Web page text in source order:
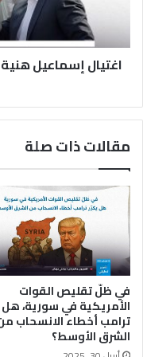
ص
ف
ا
و
د
ا
ن
م
ل
ن
ي
و
ا
ل
ب
ح
ث
ع
ن
و
ه
اغتيال إسماعيل
مقالات ذات صلة
في ظلّ تقليص القوات
الأمريكية في سورية، هل
ترامب أخطاء الانسحاب
الشرق الأوسط؟